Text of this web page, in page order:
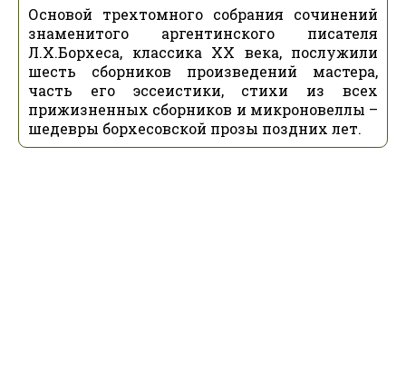
Основой трехтомного собрания сочинений
знаменитого аргентинского писателя
Л.Х.Борхеса, классика ХХ века, послужили
шесть сборников произведений мастера,
часть его эссеистики, стихи из всех
прижизненных сборников и микроновеллы –
шедевры борхесовской прозы поздних лет.